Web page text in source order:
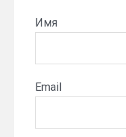
Имя
Email